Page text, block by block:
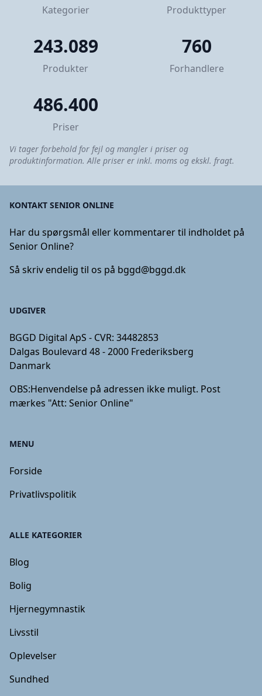
Kategorier Produkttyper
243.089
Produkter
760
Forhandlere
486.400
Priser
Vi tager forbehold for fejl og mangler i priser og
produktinformation. Alle priser er inkl. moms og ekskl. fragt.
KONTAKT SENIOR ONLINE
Har du spørgsmål eller kommentarer til indholdet på
Senior Online?
Så skriv endelig til os på bggd@bggd.dk
UDGIVER
BGGD Digital ApS - CVR: 34482853
Dalgas Boulevard 48 - 2000 Frederiksberg
Danmark
OBS:Henvendelse på adressen ikke muligt. Post
mærkes "Att: Senior Online"
MENU
Forside
Privatlivspolitik
ALLE KATEGORIER
Blog
Bolig
Hjernegymnastik
Livsstil
Oplevelser
Sundhed